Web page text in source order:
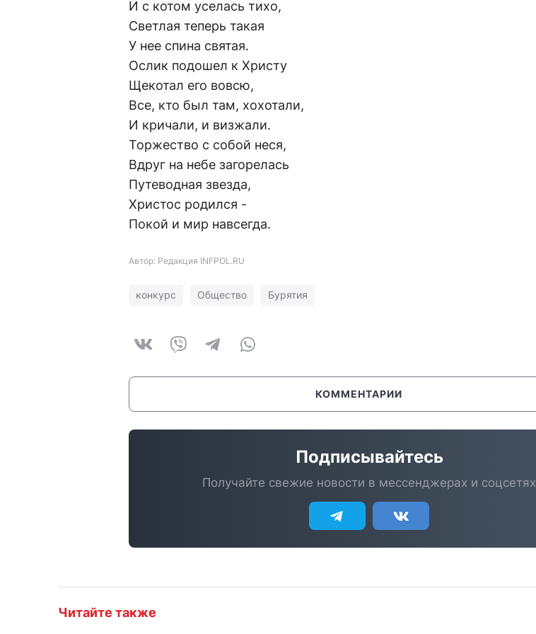
И с котом уселась тихо,
Светлая теперь такая
У нее спина святая.
Ослик подошел к Христу
Щекотал его вовсю,
Все, кто был там, хохотали,
И кричали, и визжали.
Торжество с собой неся,
Вдруг на небе загорелась
Путеводная звезда,
Христос родился -
Покой и мир навсегда.
Автор: Редакция INFPOL.RU
конкурс Общество Бурятия
КОММЕНТАРИИ
Подписывайтесь
Получайте свежие новости в мессенджерах и соцсетях
Читайте также